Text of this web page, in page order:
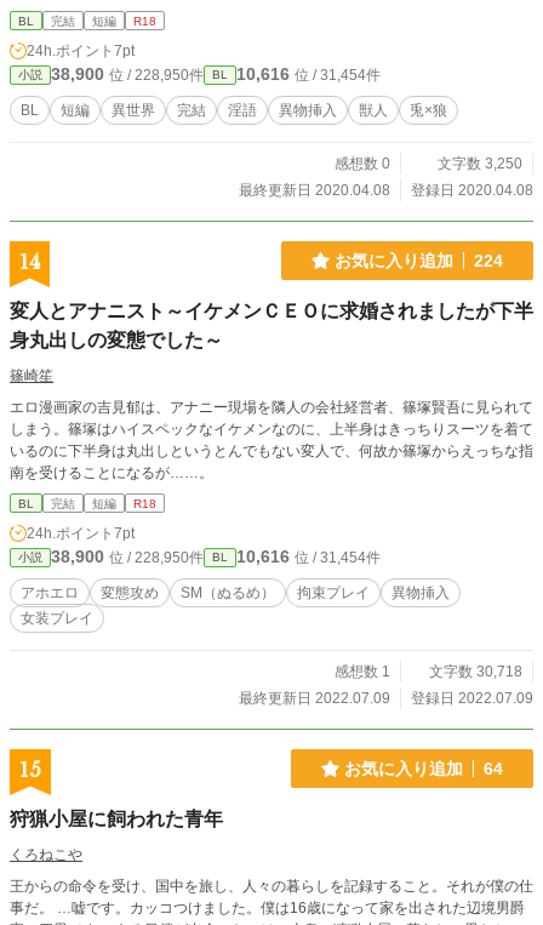
BL 完結 短編 R18
24h.ポイント 7pt
小説 38,900 位 / 228,950件 BL 10,616 位 / 31,454件
BL 短編 異世界 完結 淫語 異物挿入 獣人 兎×狼
感想数 0
文字数 3,250
最終更新日 2020.04.08
登録日 2020.04.08
14 お気に入り追加 224
変人とアナニスト～イケメンＣＥＯに求婚されましたが下半
身丸出しの変態でした～
篠崎笙
エロ漫画家の吉見郁は、アナニー現場を隣人の会社経営者、篠塚賢吾に見られて
しまう。篠塚はハイスペックなイケメンなのに、上半身はきっちりスーツを着て
いるのに下半身は丸出しというとんでもない変人で、何故か篠塚からえっちな指
南を受けることになるが……。
BL 完結 短編 R18
24h.ポイント 7pt
小説 38,900 位 / 228,950件 BL 10,616 位 / 31,454件
アホエロ 変態攻め SM（ぬるめ） 拘束プレイ
異物挿入
女装プレイ
感想数 1
文字数 30,718
最終更新日 2022.07.09
登録日 2022.07.09
15 お気に入り追加 64
狩猟小屋に飼われた青年
くろねこや
王からの命令を受け、国中を旅し、人々の暮らしを記録すること。それが僕の仕
事だ。 …嘘です。カッコつけました。僕は16歳になって家を出された辺境男爵